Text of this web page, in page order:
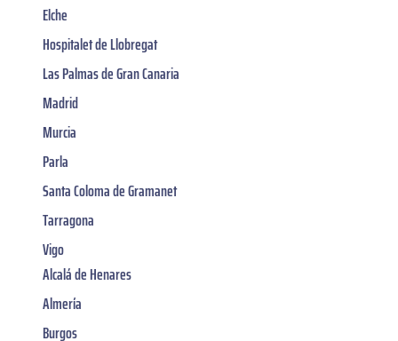
Elche
Hospitalet de Llobregat
Las Palmas de Gran Canaria
Madrid
Murcia
Parla
Santa Coloma de Gramanet
Tarragona
Vigo
Alcalá de Henares
Almería
Burgos